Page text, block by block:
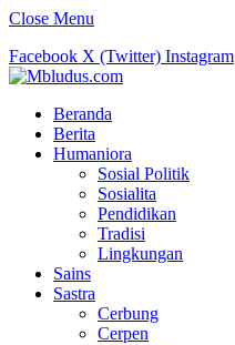
Close Menu
Facebook X (Twitter) Instagram
Beranda
Berita
Humaniora
Sosial Politik
Sosialita
Pendidikan
Tradisi
Lingkungan
Sains
Sastra
Cerbung
Cerpen